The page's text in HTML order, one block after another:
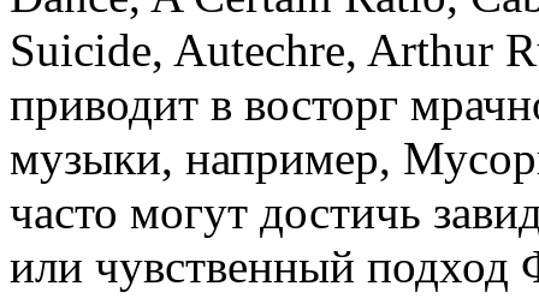
Suicide, Autechre, Arthur
приводит в восторг
музыки, например,
часто могут достичь
или чувственный подход